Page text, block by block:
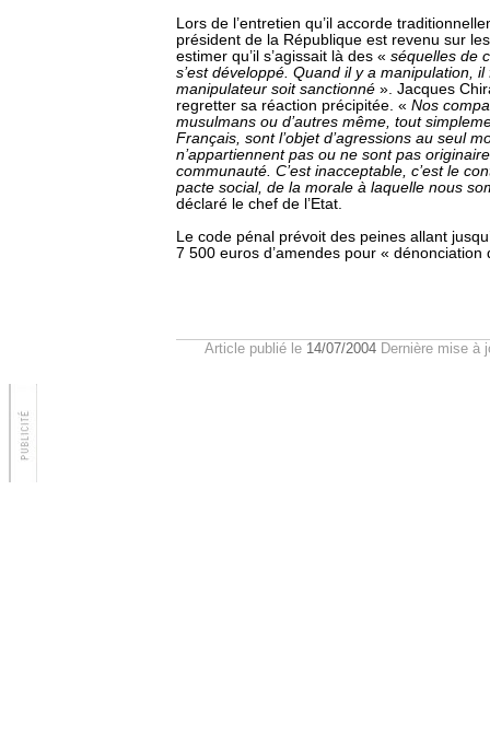
Lors de l’entretien qu’il accorde
président de la République est revenu sur
estimer qu’il s’agissait là des « séquelles de
s’est développé. Quand il y a manipulation,
manipulateur soit sanctionné ». Jacques
regretter sa réaction précipitée. « Nos
musulmans ou d’autres même, tout
Français, sont l’objet d’agressions au seul
n’appartiennent pas ou ne sont pas
communauté. C’est inacceptable, c’est le
pacte social, de la morale à laquelle nous
déclaré le chef de l’Etat.
Le code pénal prévoit des peines allant
7 500 euros d’amendes pour « dénonciation
Article publié le 14/07/2004 Dernière mise à